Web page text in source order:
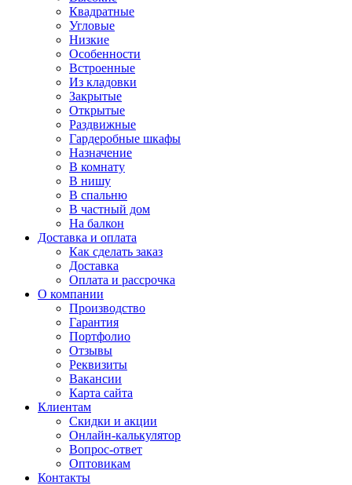
Квадратные
Угловые
Низкие
Особенности
Встроенные
Из кладовки
Закрытые
Открытые
Раздвижные
Гардеробные шкафы
Назначение
В комнату
В нишу
В спальню
В частный дом
На балкон
Доставка и оплата
Как сделать заказ
Доставка
Оплата и рассрочка
О компании
Производство
Гарантия
Портфолио
Отзывы
Реквизиты
Вакансии
Карта сайта
Клиентам
Скидки и акции
Онлайн-калькулятор
Вопрос-ответ
Оптовикам
Контакты